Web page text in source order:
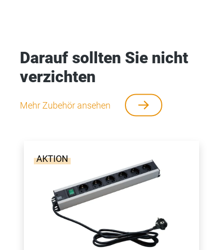
Darauf sollten Sie nicht
verzichten
Mehr Zubehör ansehen
AKTION